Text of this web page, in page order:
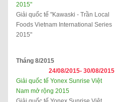
2015"
Giải quốc tế "Kawaski - Trần Local
Foods Vietnam International Series
2015"
Tháng 8/2015
24/08/2015- 30/08/2015
Giải quốc tế Yonex Sunrise Việt
Nam mở rộng 2015